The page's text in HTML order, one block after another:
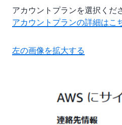
アカウントプランを選択くだ
アカウントプランの詳細はこ
左の画像を拡大する